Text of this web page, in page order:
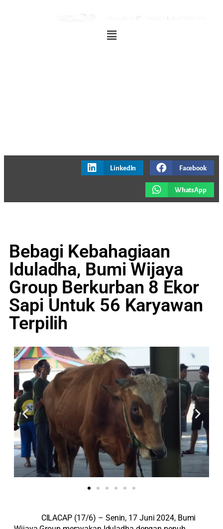
LinkedIn Facebook
WhatsApp
Bebagi Kebahagiaan
Iduladha, Bumi Wijaya
Group Berkurban 8 Ekor
Sapi Untuk 56 Karyawan
Terpilih
CILACAP (17/6) – Senin, 17 Juni 2024, Bumi